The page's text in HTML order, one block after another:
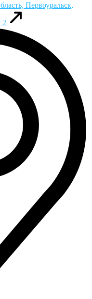
Первоуральск,
2